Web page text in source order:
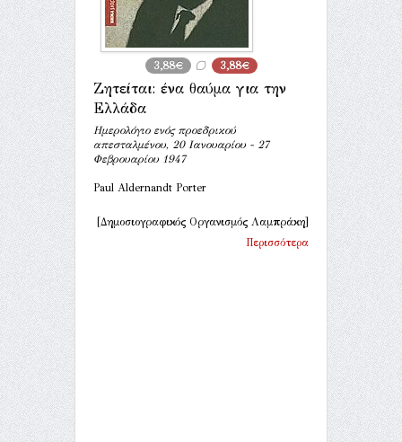
3,88€ 3,88€
Ζητείται: ένα θαύμα για την
Ελλάδα
Ημερολόγιο ενός προεδρικού
απεσταλμένου, 20 Ιανουαρίου - 27
Φεβρουαρίου 1947
Paul Aldernandt Porter
[Δημοσιογραφικός Οργανισμός Λαμπράκη]
Περισσότερα